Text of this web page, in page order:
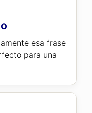
esa frase
para una